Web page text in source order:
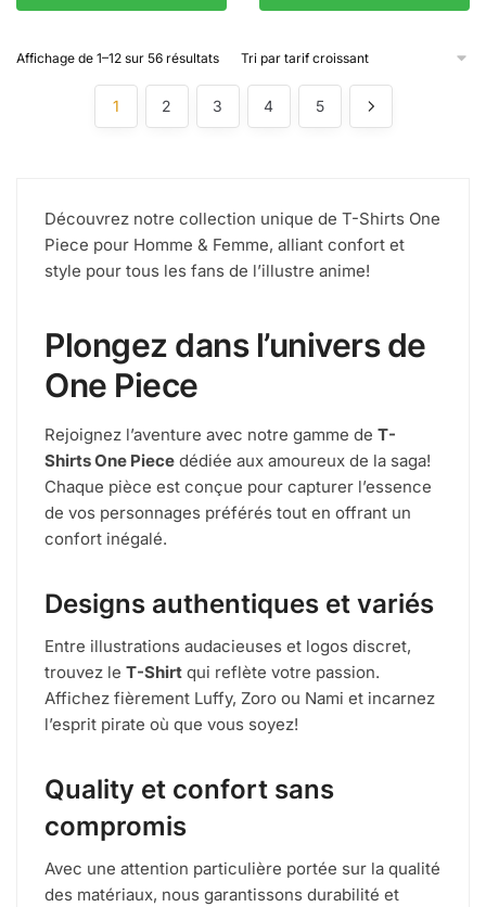
Affichage de 1–12 sur 56 résultats
1 2 3 4 5
Découvrez notre collection unique de T-Shirts One
Piece pour Homme & Femme, alliant confort et
style pour tous les fans de l’illustre anime!
Plongez dans l’univers de
One Piece
Rejoignez l’aventure avec notre gamme de T-
Shirts One Piece dédiée aux amoureux de la saga!
Chaque pièce est conçue pour capturer l’essence
de vos personnages préférés tout en offrant un
confort inégalé.
Designs authentiques et variés
Entre illustrations audacieuses et logos discret,
trouvez le T-Shirt qui reflète votre passion.
Affichez fièrement Luffy, Zoro ou Nami et incarnez
l’esprit pirate où que vous soyez!
Quality et confort sans
compromis
Avec une attention particulière portée sur la qualité
des matériaux, nous garantissons durabilité et